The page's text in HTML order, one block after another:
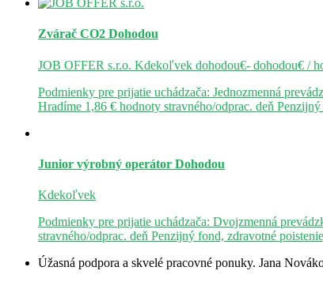
Zvárač CO2 Dohodou
JOB OFFER s.r.o. Kdekoľvek dohodou€- dohodou€ /
Podmienky pre prijatie uchádzača: Jednozmenná
Hradíme 1,86 € hodnoty stravného/odprac. deň
Junior výrobný operátor Dohodou
Kdekoľvek
Podmienky pre prijatie uchádzača: Dvojzmenná
stravného/odprac. deň Penzijný fond, zdravotné
Úžasná podpora a skvelé pracovné ponuky. Jana